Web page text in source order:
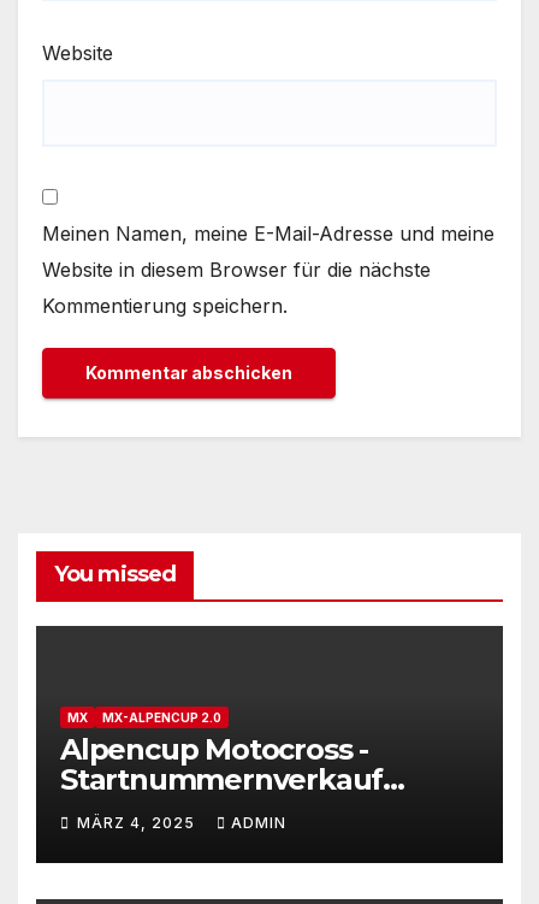
Website
Meinen Namen, meine E-Mail-Adresse und meine
Website in diesem Browser für die nächste
Kommentierung speichern.
You missed
MX MX-ALPENCUP 2.0
Alpencup Motocross -
Startnummernverkauf
gestartet
MÄRZ 4, 2025 ADMIN